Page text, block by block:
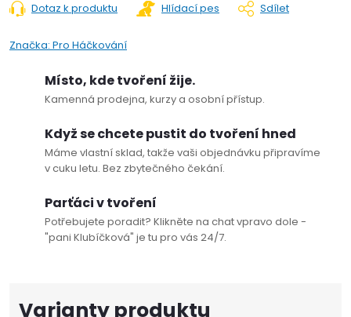
Dotaz k produktu Hlídací pes Sdílet
Značka: Pro Háčkování
Místo, kde tvoření žije.
Kamenná prodejna, kurzy a osobní přístup.
Když se chcete pustit do tvoření hned
Máme vlastní sklad, takže vaši objednávku připravíme
v cuku letu. Bez zbytečného čekání.
Parťáci v tvoření
Potřebujete poradit? Klikněte na chat vpravo dole -
"pani Klubíčková" je tu pro vás 24/7.